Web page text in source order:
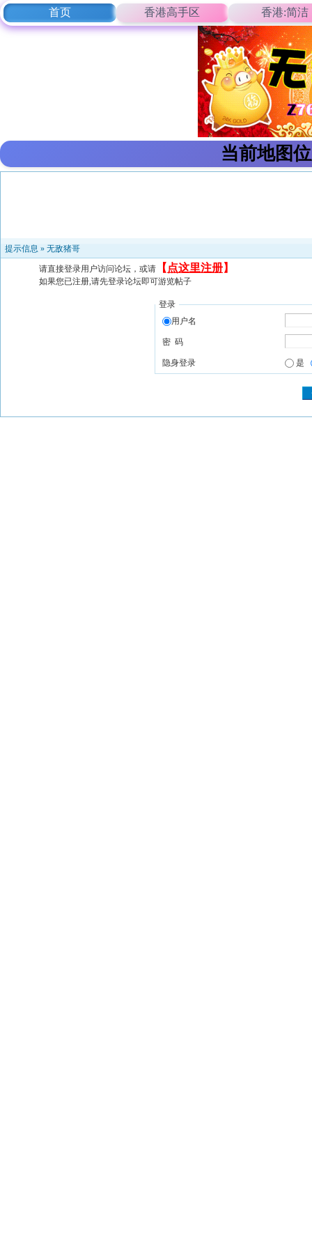
首页 香港高手区 香港:简洁
当前地图
提示信息 » 无敌猪哥
请直接登录用户访问论坛，或请 【 点这里注册】
如果您已注册,请先登录论坛即可游览帖子
登录
用户名
密 码
隐身登录 是